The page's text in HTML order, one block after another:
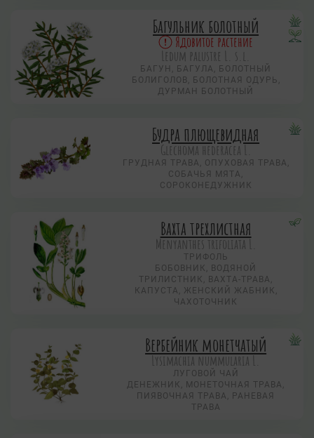
Багульник болотный
Ядовитое растение
Ledum palustre L. s.l.
БАГУН, БАГУЛА, БОЛОТНЫЙ
БОЛИГОЛОВ, БОЛОТНАЯ ОДУРЬ,
ДУРМАН БОЛОТНЫЙ
Будра плющевидная
Glechoma hederacea L.
ГРУДНАЯ ТРАВА, ОПУХОВАЯ ТРАВА,
СОБАЧЬЯ МЯТА,
СОРОКОНЕДУЖНИК
Вахта трехлистная
Menyanthes trifoliata L.
ТРИФОЛЬ
БОБОВНИК, ВОДЯНОЙ
ТРИЛИСТНИК, ВАХТА-ТРАВА,
КАПУСТА, ЖЕНСКИЙ ЖАБНИК,
ЧАХОТОЧНИК
Вербейник монетчатый
Lysimachia nummularia L.
ЛУГОВОЙ ЧАЙ
ДЕНЕЖНИК, МОНЕТОЧНАЯ ТРАВА,
ПИЯВОЧНАЯ ТРАВА, РАНЕВАЯ
ТРАВА